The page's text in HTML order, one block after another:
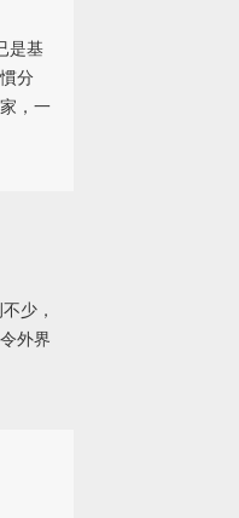
是基
分
，一
少，
外界